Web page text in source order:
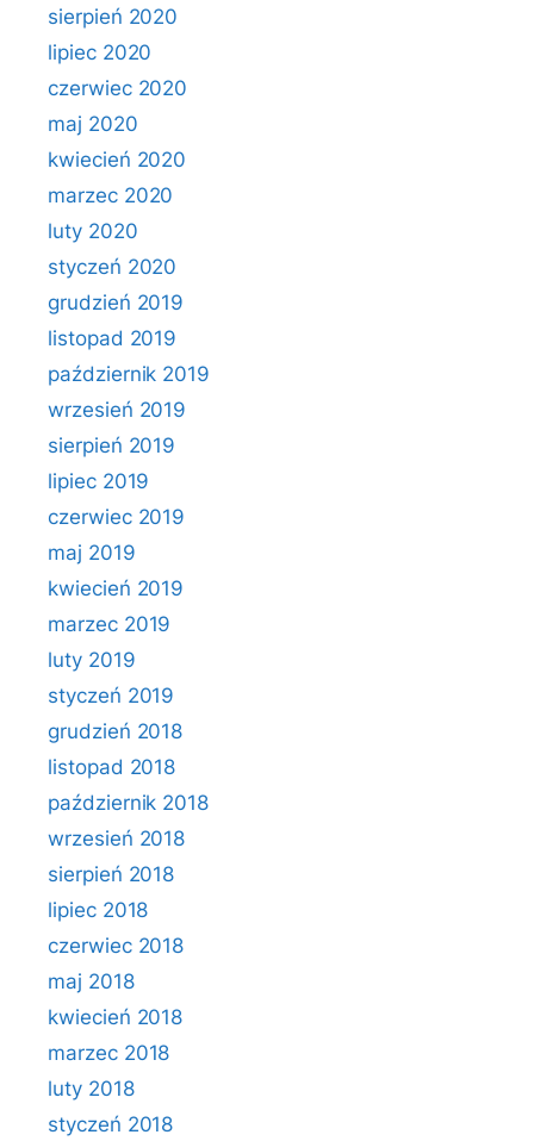
sierpień 2020
lipiec 2020
czerwiec 2020
maj 2020
kwiecień 2020
marzec 2020
luty 2020
styczeń 2020
grudzień 2019
listopad 2019
październik 2019
wrzesień 2019
sierpień 2019
lipiec 2019
czerwiec 2019
maj 2019
kwiecień 2019
marzec 2019
luty 2019
styczeń 2019
grudzień 2018
listopad 2018
październik 2018
wrzesień 2018
sierpień 2018
lipiec 2018
czerwiec 2018
maj 2018
kwiecień 2018
marzec 2018
luty 2018
styczeń 2018